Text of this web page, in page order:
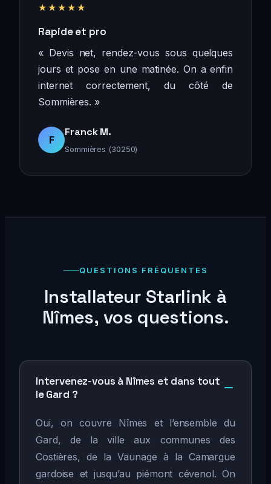
★★★★★
Rapide et pro
« Devis net, rendez-vous sous quelques
jours et pose en une matinée. On a enfin
internet correctement, du côté de
Sommières. »
F
Franck M.
Sommières (30250)
QUESTIONS FRÉQUENTES
Installateur Starlink à
Nîmes, vos questions.
Intervenez-vous à Nîmes et dans tout
le Gard ?
Oui, on couvre Nîmes et l’ensemble du
Gard, de la ville aux communes des
Costières, de la Vaunage à la Camargue
gardoise et jusqu’au piémont cévenol. On